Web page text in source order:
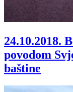
24.10.2018.
povodom
baštine